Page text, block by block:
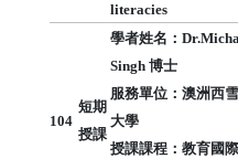
literacies
104
短期
授課
學者姓名：
Singh 博士
服務單位：澳洲西
大學
授課課程：教育國